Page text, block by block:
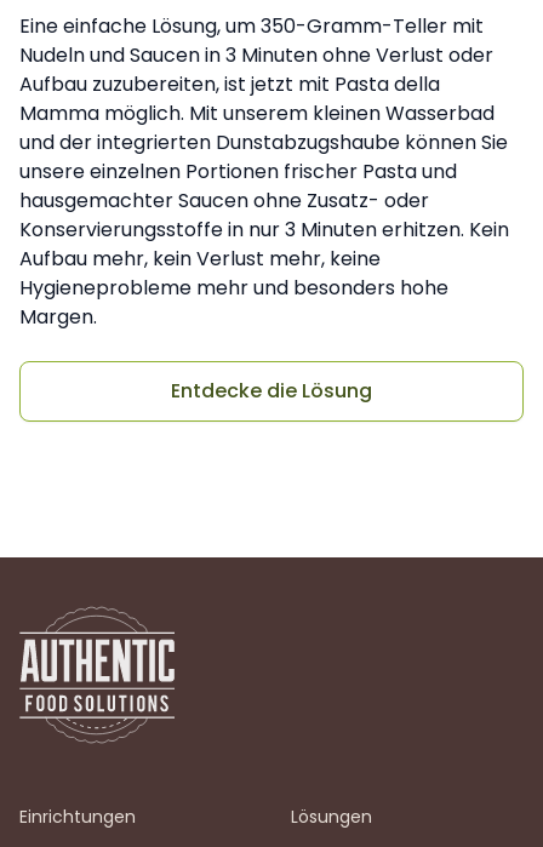
Eine einfache Lösung, um 350-Gramm-Teller mit
Nudeln und Saucen in 3 Minuten ohne Verlust oder
Aufbau zuzubereiten, ist jetzt mit Pasta della
Mamma möglich. Mit unserem kleinen Wasserbad
und der integrierten Dunstabzugshaube können Sie
unsere einzelnen Portionen frischer Pasta und
hausgemachter Saucen ohne Zusatz- oder
Konservierungsstoffe in nur 3 Minuten erhitzen. Kein
Aufbau mehr, kein Verlust mehr, keine
Hygieneprobleme mehr und besonders hohe
Margen.
Entdecke die Lösung
Einrichtungen Lösungen